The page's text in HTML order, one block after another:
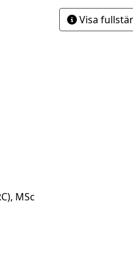
MSc
Visa